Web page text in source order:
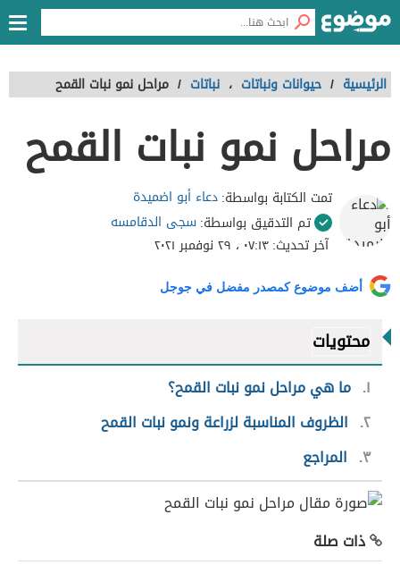
الرئيسية / حيوانات ونباتات ، نباتات / مراحل نمو نبات القمح
مراحل نمو نبات القمح
تمت الكتابة بواسطة:دعاء أبو اضميدة
تم التدقيق بواسطة:سجى الدقامسه
آخر تحديث:٠٧:١٣ ، ٢٩ نوفمبر ٢٠٢١
أضف موضوع كمصدر مفضل في جوجل
محتويات
١ ما هي مراحل نمو نبات القمح؟
٢ الظروف المناسبة لزراعة ونمو نبات القمح
٣
المراجع
ذات صلة